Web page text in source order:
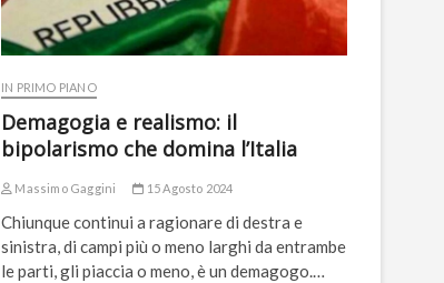
IN PRIMO PIANO
Demagogia e realismo: il
bipolarismo che domina l’Italia
Massimo Gaggini 15 Agosto 2024
Chiunque continui a ragionare di destra e
sinistra, di campi più o meno larghi da entrambe
le parti, gli piaccia o meno, è un demagogo.…